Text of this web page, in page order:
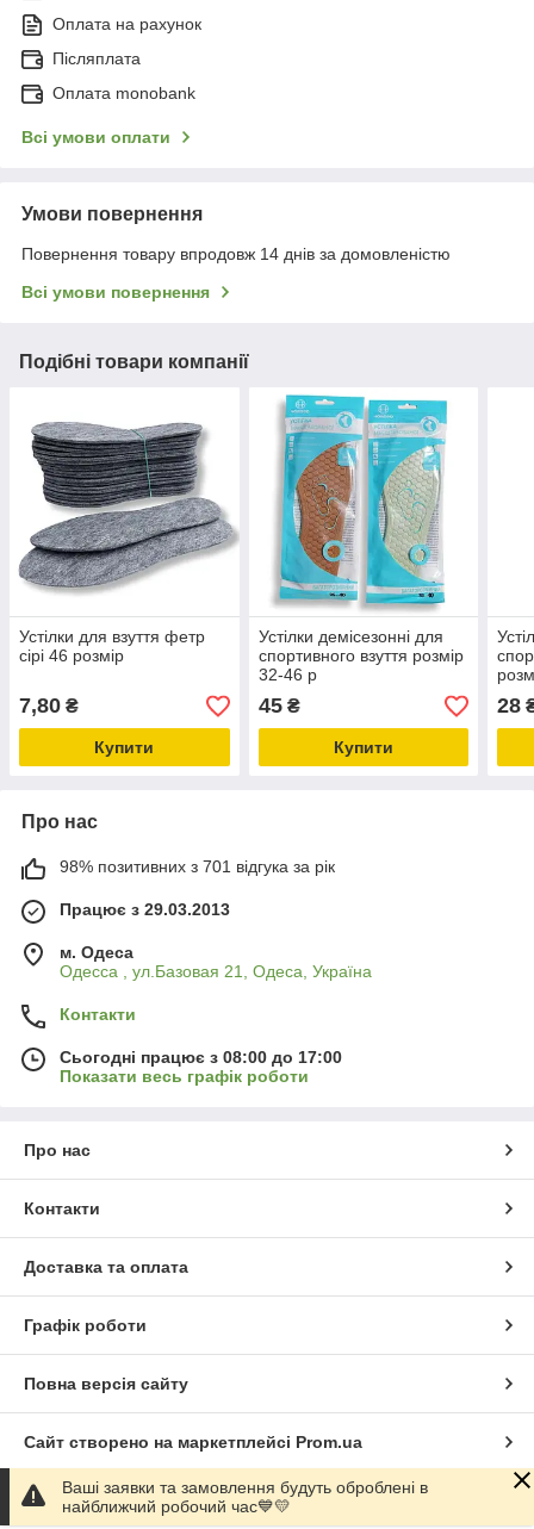
Оплата на рахунок
Післяплата
Оплата monobank
Всі умови оплати
Умови повернення
Повернення товару впродовж 14 днів за домовленістю
Всі умови повернення
Подібні товари компанії
Устілки для взуття фетр
сірі 46 розмір
7,80 ₴
Купити
Устілки демісезонні для
спортивного взуття розмір
32-46 р
45₴
Купити
28
Про нас
98% позитивних з 701 відгука за рік
Працює з 29.03.2013
м. Одеса
Одесса , ул.Базовая 21, Одеса, Україна
Контакти
Сьогодні працює з 08:00 до 17:00
Показати весь графік роботи
Про нас
Контакти
Доставка та оплата
Графік роботи
Повна версія сайту
Сайт створено на маркетплейсі Prom.ua
Політика конфіденційності
Ваші заявки та замовлення будуть оброблені в
найближчий робочий час💙💛